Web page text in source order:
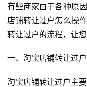
有些商家由于各种原
店铺转让过户怎么操
转让过户的流程，让
一、淘宝店铺转让过
淘宝店铺转让过户主